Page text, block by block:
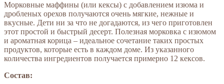
Морковные маффины (или кексы) с добавлением изюма и
дробленых орехов получаются очень мягкие, нежные и
вкусные. Дети ни за что не догадаются, из чего приготовлен
этот простой и быстрый десерт. Полезная морковка с изюмом
и ароматная корица – идеальное сочетание таких простых
продуктов, которые есть в каждом доме. Из указанного
количества ингредиентов получается примерно 12 кексов.
Состав: